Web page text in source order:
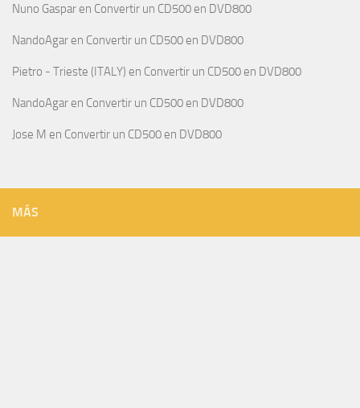
Nuno Gaspar en Convertir un CD500 en DVD800
NandoAgar en Convertir un CD500 en DVD800
Pietro - Trieste (ITALY) en Convertir un CD500 en DVD800
NandoAgar en Convertir un CD500 en DVD800
Jose M en Convertir un CD500 en DVD800
MÁS